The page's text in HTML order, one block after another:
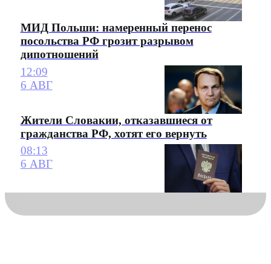
МИД Польши: намеренный перенос
посольства РФ грозит разрывом
дипотношений
12:09
6 АВГ
Жители Словакии, отказавшиеся от
гражданства РФ, хотят его вернуть
08:13
6 АВГ